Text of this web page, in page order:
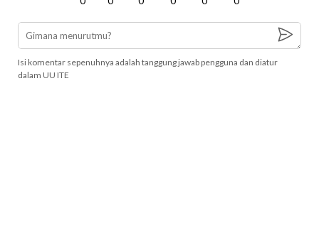
Isi komentar sepenuhnya adalah tanggung jawab pengguna dan diatur
dalam UU ITE